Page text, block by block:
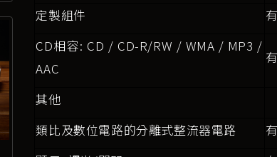
定製組件
有
CD相容: CD / CD-R/RW / WMA / MP3 /
AAC
有
其他
類比及數位電路的分離式整流器電路
有